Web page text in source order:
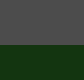
till oss i Hubben!